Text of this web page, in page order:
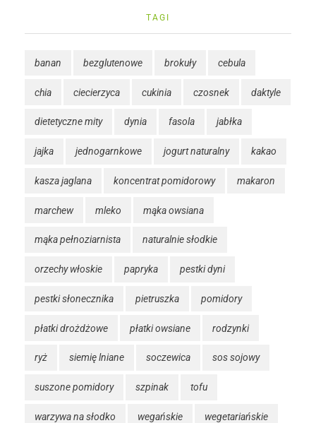
TAGI
banan bezglutenowe brokuły cebula
chia ciecierzyca cukinia czosnek daktyle
dietetyczne mity dynia fasola jabłka
jajka jednogarnkowe jogurt naturalny kakao
kasza jaglana koncentrat pomidorowy makaron
marchew mleko mąka owsiana
mąka pełnoziarnista naturalnie słodkie
orzechy włoskie papryka pestki dyni
pestki słonecznika pietruszka pomidory
płatki drożdżowe płatki owsiane rodzynki
ryż siemię lniane soczewica sos sojowy
suszone pomidory szpinak tofu
warzywa na słodko wegańskie wegetariańskie